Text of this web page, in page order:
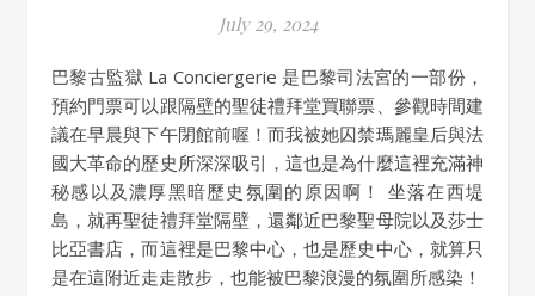
July 29, 2024
巴黎古監獄 La Conciergerie 是巴黎司法宮的一部份，
預約門票可以跟隔壁的聖徒禮拜堂買聯票、參觀時間建
議在早晨與下午閉館前喔！而我被她囚禁瑪麗皇后與法
國大革命的歷史所深深吸引，這也是為什麼這裡充滿神
秘感以及濃厚黑暗歷史氛圍的原因啊！ 坐落在西堤
島，就再聖徒禮拜堂隔壁，還鄰近巴黎聖母院以及莎士
比亞書店，而這裡是巴黎中心，也是歷史中心，就算只
是在這附近走走散步，也能被巴黎浪漫的氛圍所感染！